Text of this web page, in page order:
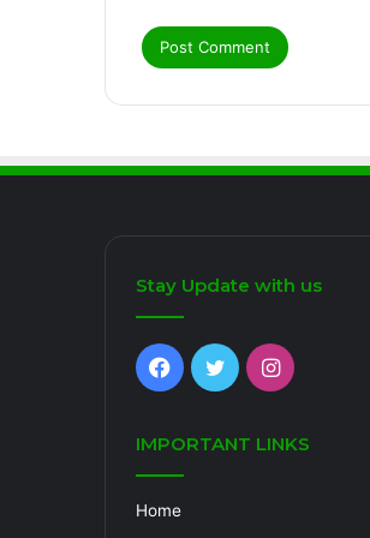
Stay Update with us
Facebook
TwitterInstagram
IMPORTANT LINKS
Home